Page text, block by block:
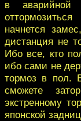
в аварийной
начнется
дистанция не
Ибо все, кто
ибо сами не
тормоз в пол.
сможете
экстренному
японской